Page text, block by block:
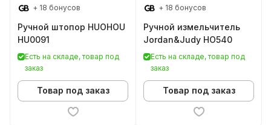
+ 18 бонусов
Ручной штопор HUOHOU
HU0091
Есть на складе, товар под
заказ
Товар под заказ
+ 18 бонусов
Ручной измельчитель
Jordan&Judy HO540
Есть на складе, товар под
заказ
Товар под заказ